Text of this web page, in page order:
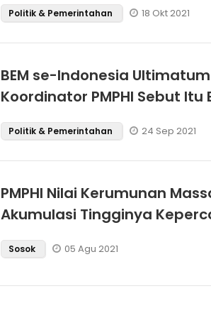
Politik & Pemerintahan 18 Okt 2021
BEM se-Indonesia
Koordinator PMPHI Sebut Itu
Pelanggaran Hukum
Politik & Pemerintahan 24 Sep 2021
PMPHI Nilai Kerumunan
Akumulasi Tingginya
Masyarakat Terhadap Polri
Sosok 05 Agu 2021